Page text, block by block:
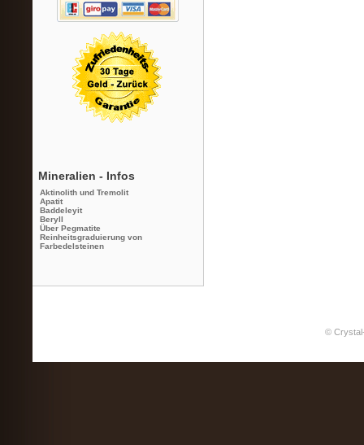
Mineralien - Infos
Aktinolith und Tremolit
Apatit
Baddeleyit
Beryll
Über Pegmatite
Reinheitsgraduierung von
Farbedelsteinen
©